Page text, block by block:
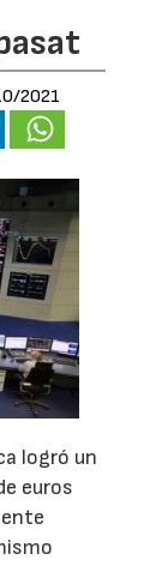
2021
logró un
euros